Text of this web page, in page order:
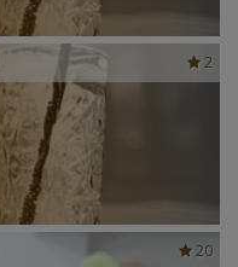
2
20